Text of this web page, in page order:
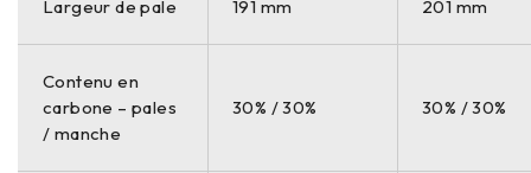
Largeur de pale 191 mm 201 mm
Contenu en
carbone – pales
/ manche
30% / 30% 30% / 30%